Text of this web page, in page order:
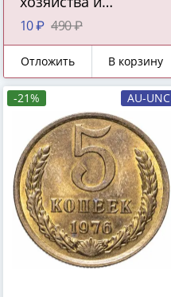
перерабатывающей
промышленности"
10 ₽ 490 ₽
Отложить В корзину
-21% AU-UNC